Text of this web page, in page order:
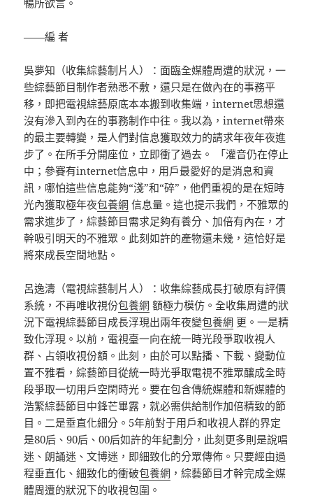
暢所欲言。
——編 者
吳夢知（收集綜藝制片人）：面臨全媒體周遭的狀況，一
些綜藝節目制作者熟悉不敷，還只是在做內在的事務平
移，即把電視綜藝原底本本搬到收集端，internet思想還
沒有滲入到內在的事務制作中往。我以為，internet帶來
的最主要轉變，是人們對信息獲取效力的請求年夜年夜進
步了。在所手分開座位，立即衝了過去。 「灌音仍在停止
中；參賽有internet信息中，用戶最愛好的是消息和資
訊，哪怕這些信息能夠“淺”和“碎”，他們重視的是在短時
光內獲取極年夜包養網 信息量。這也提示我們，不雅眾的
需求進步了，綜藝節目需求足夠有養分、加倍有內在，才
幹吸引明天的不雅眾。此刻如許的產物還未幾，這恰好是
將來成長空間地點。
呂逸濤（電視綜藝制片人）：收集綜藝成長打破原有評價
系統，不再唯收視份包養網 額極力模仿。全收集周遭的狀
況下電視綜藝節目成長浮現出兩年夜變包養網 更。一是精
致化浮現。以前，電視臺一向在統一時光段爭取收視人
群、占領收視份額。此刻，由於可以點播、下載、變動位
置不雅看，綜藝節目從統一時光爭取電視不雅眾釀成全時
段爭取一切用戶空閑時光。要在包含傳統媒體和新媒體的
浩繁綜藝節目中鋒芒畢露，就必需供給制作加倍精致的節
目。二是垂直化細分。5年前對于用戶和收視人群的界定
是80后、90后、00后如許的年紀劃分，此刻更多則是說唱
迷、朗誦迷、文博迷，即細致化的分眾傳佈。只要經由過
程垂直化、細致化的衝破包養網 ，綜藝節目才幹完成全媒
體周遭的狀況下的收視包圍。